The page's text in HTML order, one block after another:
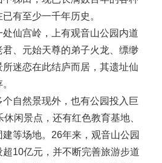
有至少一千年历史。
仙宫岭，上有观音山公园内道
、元始天尊的弟子火龙、缥缈
迷恋在此结庐而居，其遗址仙
自然景现外，也有公园投入巨
闲景点，还有红色教育基地、
等场地。26年来，观音山公园
10亿元，并不断完善旅游步道